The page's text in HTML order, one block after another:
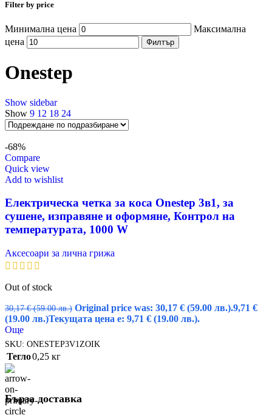
Filter by price
Минимална цена
Максимална
цена
Филтър
Onestep
Show sidebar
Show 9 12 18 24
-68%
Compare
Quick view
Add to wishlist
Електрическа четка за коса Onestep 3в1, за
сушене, изправяне и оформяне, Контрол на
температурата, 1000 W
Аксесоари за лична грижа
Out of stock
30,17€ (59.00 лв.) Original price was: 30,17 € (59.00 лв.).9,71 €
(19.00 лв.)Текущата цена е: 9,71 € (19.00 лв.).
Още
SKU: ONESTEP3V1ZOIK
Тегло0,25 кг
Бърза доставка